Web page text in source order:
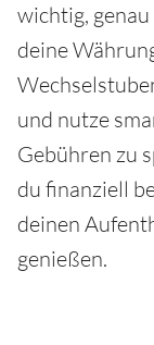
wichtig,
deine
und nutze
Gebühren zu
du finanziell
deinen
genießen.